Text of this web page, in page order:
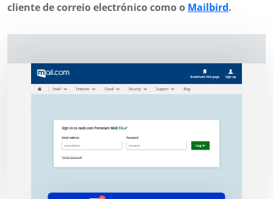
cliente de correio electrónico como o Mailbird.